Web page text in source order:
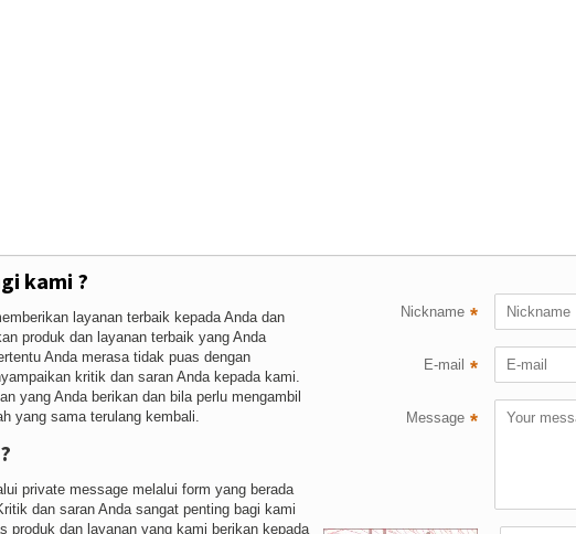
kami ?
layanan terbaik kepada Anda dan
produk dan layanan terbaik yang Anda
Anda merasa tidak puas dengan
kritik dan saran Anda kepada kami.
yang Anda berikan dan bila perlu mengambil
yang sama terulang kembali.
private message melalui form yang berada
dan saran Anda sangat penting bagi kami
produk dan layanan yang kami berikan kepada
Nickname *
E-mail *
Message *